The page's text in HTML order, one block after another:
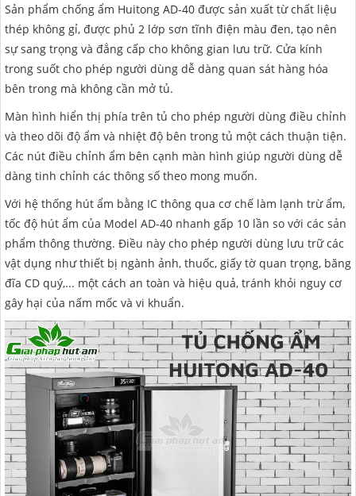
Sản phẩm chống ẩm Huitong AD-40 được sản xuất từ chất liệu
thép không gỉ, được phủ 2 lớp sơn tĩnh điện màu đen, tạo nên
sự sang trọng và đẳng cấp cho không gian lưu trữ. Cửa kính
trong suốt cho phép người dùng dễ dàng quan sát hàng hóa
bên trong mà không cần mở tủ.
Màn hình hiển thị phía trên tủ cho phép người dùng điều chỉnh
và theo dõi độ ẩm và nhiệt độ bên trong tủ một cách thuận tiện.
Các nút điều chỉnh ẩm bên cạnh màn hình giúp người dùng dễ
dàng tinh chỉnh các thông số theo mong muốn.
Với hệ thống hút ẩm bằng IC thông qua cơ chế làm lạnh trừ ẩm,
tốc độ hút ẩm của Model AD-40 nhanh gấp 10 lần so với các sản
phẩm thông thường. Điều này cho phép người dùng lưu trữ các
vật dụng như thiết bị ngành ảnh, thuốc, giấy tờ quan trọng, băng
đĩa CD quý,... một cách an toàn và hiệu quả, tránh khỏi nguy cơ
gây hại của nấm mốc và vi khuẩn.